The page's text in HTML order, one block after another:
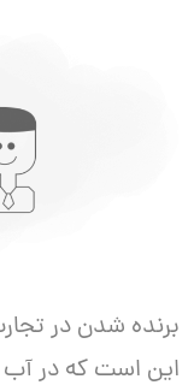
برنده شدن در
این است که در آب